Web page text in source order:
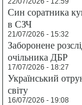
Син соратника
в СЗЧ
21/07/2026 - 15:32
Заборонене
очільника ДБР
17/07/2026 - 18:27
Український
світу
16/07/2026 - 19:08